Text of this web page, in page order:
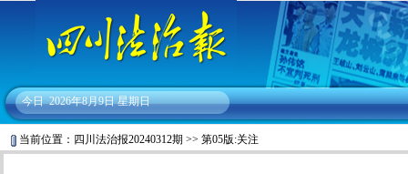
今日 2026年8月9日 星期日
当前位置： 四川法治报20240312期 >> 第05版:关注